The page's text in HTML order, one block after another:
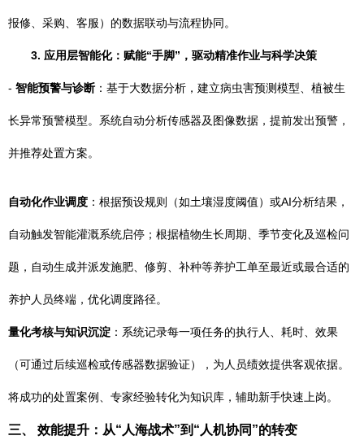
报修、采购、客服）的数据联动与流程协同。
3. 应用层智能化：赋能“手脚”，驱动精准作业与科学决策
- 智能预警与诊断 ：基于大数据分析，建立病虫害预测模型、植被生
长异常预警模型。系统自动分析传感器及图像数据，提前发出预警，
并推荐处置方案。
自动化作业调度 ：根据预设规则（如土壤湿度阈值）或AI分析结果，
自动触发智能灌溉系统启停；根据植物生长周期、季节变化及巡检问
题，自动生成并派发施肥、修剪、补种等养护工单至最近或最合适的
养护人员终端，优化调度路径。
量化考核与知识沉淀 ：系统记录每一项任务的执行人、耗时、效果
（可通过后续巡检或传感器数据验证），为人员绩效提供客观依据。
将成功的处置案例、专家经验转化为知识库，辅助新手快速上岗。
三、 效能提升：从“人海战术”到“人机协同”的转变